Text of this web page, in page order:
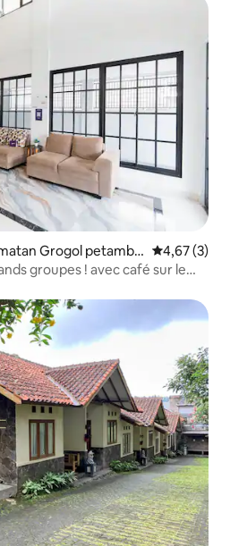
Grogol petambu Évaluation
4,67 (3)
groupes ! avec café sur le